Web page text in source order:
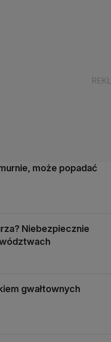
może popadać
Niebezpiecznie
gwałtownych